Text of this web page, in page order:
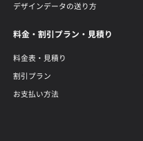
デザインデータの送り方
料金・割引プラン・見積り
料金表・見積り
割引プラン
お支払い方法